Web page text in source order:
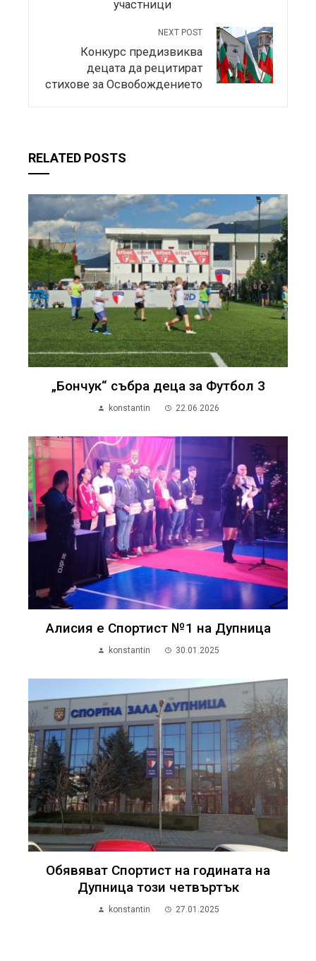
участници
NEXT POST
Конкурс предизвиква
децата да рецитират
стихове за Освобождението
RELATED POSTS
„Бончук“ събра деца за Футбол 3
konstantin 22.06.2026
Алисия е Спортист №1 на Дупница
konstantin 30.01.2025
Обявяват Спортист на годината на
Дупница този четвъртък
konstantin 27.01.2025